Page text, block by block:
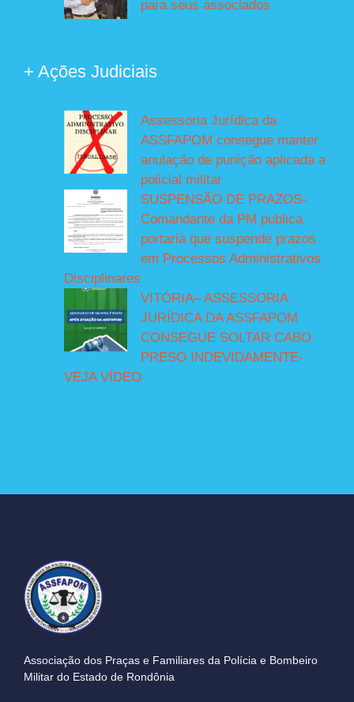
para seus associados
+ Ações Judiciais
Assessoria Jurídica da
ASSFAPOM consegue manter
anulação de punição aplicada a
policial militar
SUSPENSÃO DE PRAZOS-
Comandante da PM publica
portaria que suspende prazos
em Processos Administrativos
Disciplinares
VITÓRIA– ASSESSORIA
JURÍDICA DA ASSFAPOM
CONSEGUE SOLTAR CABO
PRESO INDEVIDAMENTE-
VEJA VÍDEO
Associação dos Praças e Familiares da Polícia e Bombeiro
Militar do Estado de Rondônia